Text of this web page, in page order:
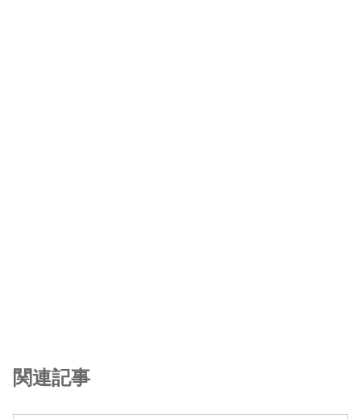
関連記事